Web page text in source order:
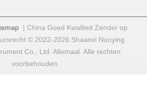
| China Goed Kwaliteit Zender op
© 2022-2026 Shaanxi Nuoying
Co., Ltd. Allemaal. Alle rechten
voorbehouden.